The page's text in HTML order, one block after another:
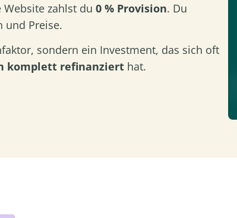
zahlst du 0 % Provision. Du
und Preise.
sondern ein Investment, das sich oft
komplett refinanziert hat.